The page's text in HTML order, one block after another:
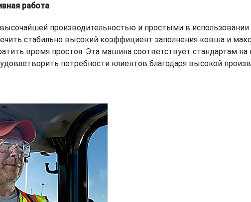
работа
высочайшей производительностью и простыми в
стабильно высокий коэффициент заполнения ковша и
время простоя. Эта машина соответствует стандартам
потребности клиентов благодаря высокой